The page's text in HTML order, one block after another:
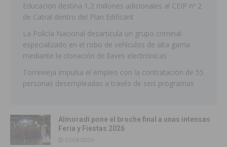
Educación destina 1,2 millones adicionales al CEIP nº 2
de Catral dentro del Plan Edificant
La Policía Nacional desarticula un grupo criminal
especializado en el robo de vehículos de alta gama
mediante la clonación de llaves electrónicas
Torrevieja impulsa el empleo con la contratación de 55
personas desempleadas a través de seis programas
Almoradí pone el broche final a unas intensas
Feria y Fiestas 2026
03/08/2026